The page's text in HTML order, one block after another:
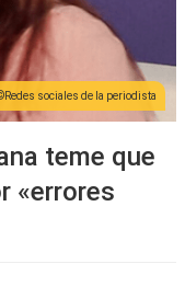
Redes sociales de la periodista
teme que
«errores